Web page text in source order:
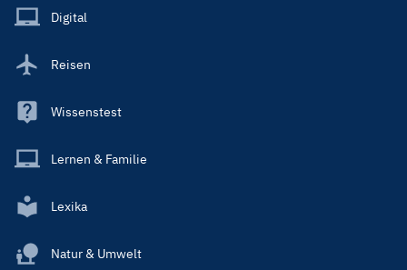
Main
Digital
Reisen
Wissenstest
Lernen & Familie
Lexika
Natur & Umwelt